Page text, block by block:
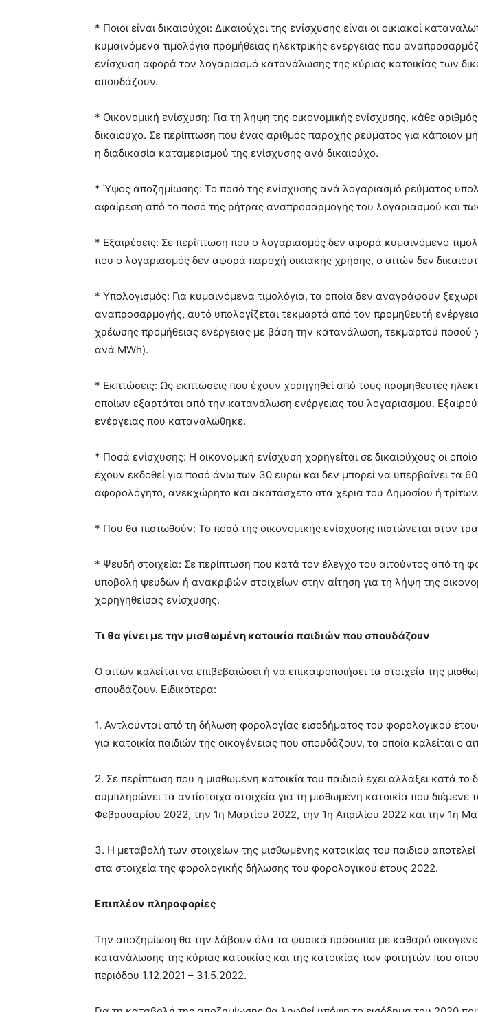
* Ποιοι είναι δικαιούχοι: Δικαιούχοι της ενίσχυσης είναι οι οικιακοί
κυμαινόμενα τιμολόγια προμήθειας ηλεκτρικής ενέργειας που
ενίσχυση αφορά τον λογαριασμό κατανάλωσης της κύριας κατοικίας των
σπουδάζουν.
* Οικονομική ενίσχυση: Για τη λήψη της οικονομικής ενίσχυσης, κάθε
δικαιούχο. Σε περίπτωση που ένας αριθμός παροχής ρεύματος για κάποιον
η διαδικασία καταμερισμού της ενίσχυσης ανά δικαιούχο.
* Ύψος αποζημίωσης: Το ποσό της ενίσχυσης ανά λογαριασμό ρεύματος
αφαίρεση από το ποσό της ρήτρας αναπροσαρμογής του λογαριασμού και
* Εξαιρέσεις: Σε περίπτωση που ο λογαριασμός δεν αφορά κυμαινόμενο
που ο λογαριασμός δεν αφορά παροχή οικιακής χρήσης, ο αιτών δεν
* Υπολογισμός: Για κυμαινόμενα τιμολόγια, τα οποία δεν αναγράφουν
αναπροσαρμογής, αυτό υπολογίζεται τεκμαρτά από τον προμηθευτή
χρέωσης προμήθειας ενέργειας με βάση την κατανάλωση, τεκμαρτού ποσού
ανά MWh).
* Εκπτώσεις: Ως εκπτώσεις που έχουν χορηγηθεί από τους προμηθευτές
οποίων εξαρτάται από την κατανάλωση ενέργειας του λογαριασμού.
ενέργειας που καταναλώθηκε.
* Ποσά ενίσχυσης: Η οικονομική ενίσχυση χορηγείται σε δικαιούχους οι
έχουν εκδοθεί για ποσό άνω των 30 ευρώ και δεν μπορεί να υπερβαίνει τα
αφορολόγητο, ανεκχώρητο και ακατάσχετο στα χέρια του Δημοσίου ή τρίτων.
* Που θα πιστωθούν: Το ποσό της οικονομικής ενίσχυσης πιστώνεται στον
* Ψευδή στοιχεία: Σε περίπτωση που κατά τον έλεγχο του αιτούντος από τη
υποβολή ψευδών ή ανακριβών στοιχείων στην αίτηση για τη λήψη της
χορηγηθείσας ενίσχυσης.
Τι θα γίνει με την μισθωμένη κατοικία παιδιών που σπουδάζουν
Ο αιτών καλείται να επιβεβαιώσει ή να επικαιροποιήσει τα στοιχεία της
σπουδάζουν. Ειδικότερα:
1. Αντλούνται από τη δήλωση φορολογίας εισοδήματος του φορολογικού
για κατοικία παιδιών της οικογένειας που σπουδάζουν, τα οποία καλείται ο
2. Σε περίπτωση που η μισθωμένη κατοικία του παιδιού έχει αλλάξει κατά
συμπληρώνει τα αντίστοιχα στοιχεία για τη μισθωμένη κατοικία που
Φεβρουαρίου 2022, την 1η Μαρτίου 2022, την 1η Απριλίου 2022 και την 1η
3. Η μεταβολή των στοιχείων της μισθωμένης κατοικίας του παιδιού
στα στοιχεία της φορολογικής δήλωσης του φορολογικού έτους 2022.
Επιπλέον πληροφορίες
Την αποζημίωση θα την λάβουν όλα τα φυσικά πρόσωπα με καθαρό
κατανάλωσης της κύριας κατοικίας και της κατοικίας των φοιτητών που
περιόδου 1.12.2021 – 31.5.2022.